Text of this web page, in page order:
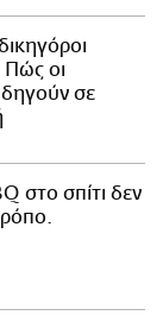
Πώς οι
σε
στο σπίτι δεν